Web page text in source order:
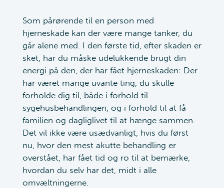
Som pårørende til en person med
hjerneskade kan der være mange tanker, du
går alene med. I den første tid, efter skaden er
sket, har du måske udelukkende brugt din
energi på den, der har fået hjerneskaden: Der
har været mange uvante ting, du skulle
forholde dig til, både i forhold til
sygehusbehandlingen, og i forhold til at få
familien og dagliglivet til at hænge sammen.
Det vil ikke være usædvanligt, hvis du først
nu, hvor den mest akutte behandling er
overstået, har fået tid og ro til at bemærke,
hvordan du selv har det, midt i alle
omvæltningerne.